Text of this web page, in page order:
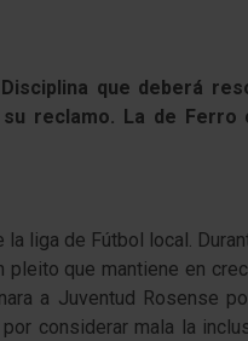
que deberá
reclamo. La de
liga de Fútbol local.
que mantiene en
a Juventud Rosense
considerar mala la